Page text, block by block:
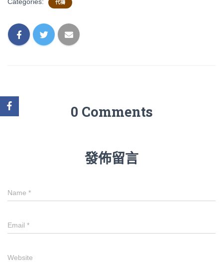
代禱
0 Comments
發佈留言
Name *
Email *
Website